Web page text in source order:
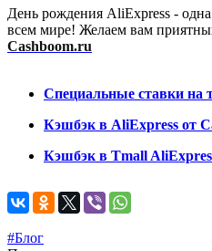
День рождения AliExpress -
всем мире! Желаем вам
Cashboom.ru
Специальные ставки на
Кэшбэк в AliExpress от
Кэшбэк в Tmall AliExpres
#Блог